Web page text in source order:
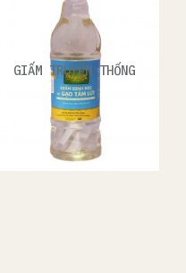
GIẤM TRUYỀN THỐNG